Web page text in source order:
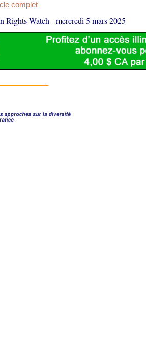
complet
Rights Watch -mercredi 5 mars 2025